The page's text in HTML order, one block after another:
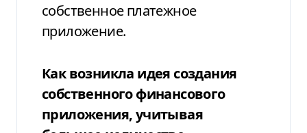
собственное платежное
приложение.
Как возникла идея создания
собственного финансового
приложения, учитывая